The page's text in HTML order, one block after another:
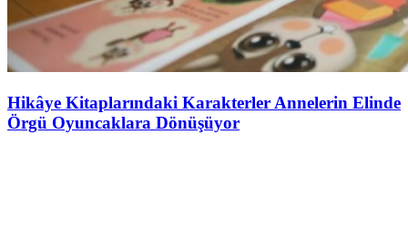
Hikâye Kitaplarındaki Karakterler Annelerin Elinde
Örgü Oyuncaklara Dönüşüyor